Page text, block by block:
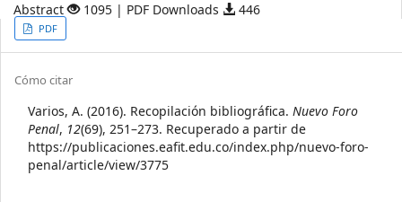
Abstract 1095 | PDF Downloads 446
Article
Sidebar
PDF
Article
Details
Cómo citar
Varios, A. (2016). Recopilación bibliográfica. Nuevo Foro
Penal, 12(69), 251–273. Recuperado a partir de
https://publicaciones.eafit.edu.co/index.php/nuevo-foro-
penal/article/view/3775